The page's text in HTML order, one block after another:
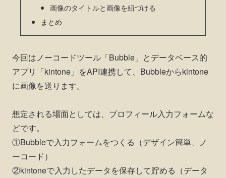
画像のタイトルと画像を紐づける
まとめ
今回はノーコードツール「Bubble」とデータベース的
アプリ「kintone」をAPI連携して、Bubbleからkintone
に画像を送ります。
想定される場面としては、プロフィール入力フォームな
どです。
①Bubbleで入力フォームをつくる（デザイン簡単、ノ
ーコード）
②kintoneで入力したデータを保存して貯める（データ